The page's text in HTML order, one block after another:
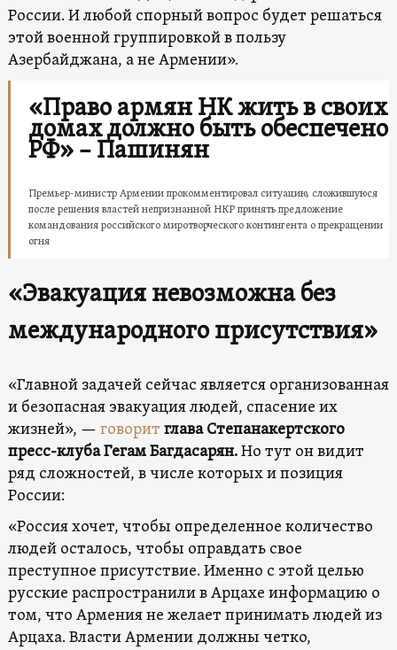
России. И любой спорный вопрос будет решаться
этой военной группировкой в ​​пользу
Азербайджана, а не Армении».
«Право армян НК жить в своих
домах должно быть обеспечено
РФ» – Пашинян
Премьер-министр Армении прокомментировал ситуацию, сложившуюся
после решения властей непризнанной НКР принять предложение
командования российского миротворческого контингента о прекращении
огня
«Эвакуация невозможна без
международного присутствия»
«Главной задачей сейчас является организованная
и безопасная эвакуация людей, спасение их
жизней», — говорит глава Степанакертского
пресс-клуба Гегам Багдасарян.Но тут он видит
ряд сложностей, в числе которых и позиция
России:
«Россия хочет, чтобы определенное количество
людей осталось, чтобы оправдать свое
преступное присутствие. Именно с этой целью
русские распространили в Арцахе информацию о
том, что Армения не желает принимать людей из
Арцаха. Власти Армении должны четко,